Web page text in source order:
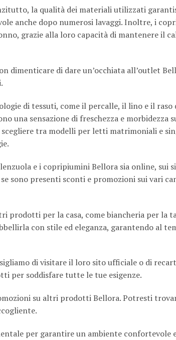
la qualità dei materiali utilizzati
anche dopo numerosi lavaggi. Inoltre, i
grazie alla loro capacità di mantenere il
dimenticare di dare un’occhiata all’outlet
di tessuti, come il percalle, il lino e il raso
una sensazione di freschezza e morbidezza
tra modelli per letti matrimoniali e
e i copripiumini Bellora sia online, sui
sono presenti sconti e promozioni sui vari
prodotti per la casa, come biancheria per la
con stile ed eleganza, garantendo al
di visitare il loro sito ufficiale o di
per soddisfare tutte le tue esigenze.
su altri prodotti Bellora. Potresti
per garantire un ambiente confortevole